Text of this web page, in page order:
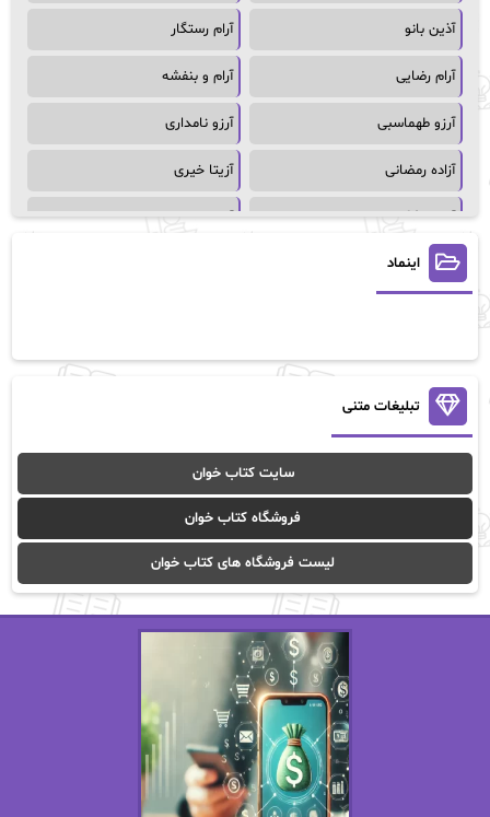
آذین بانو آرام رستگار
آرام رضایی آرام و بنفشه
آرزو طهماسبی آرزو نامداری
آزاده رمضانی آزیتا خیری
آسمان64 آسمان۶۵
آسیه احمدی
آن ماری سلینکو آنا تاد
آنالیا
آوا موسوی آیدا (Aixi)
آیدا باقری آیسان صادقی
ا_اصغر زاده ا_اصغرزاده
اریک مورگنشترن از نیلوفر لاری
اصغر زاده
اکرم محمدی
الف صاد
اینماد
تبلیغات متنی
سایت کتاب خوان
فروشگاه کتاب خوان
لیست فروشگاه های کتاب خوان